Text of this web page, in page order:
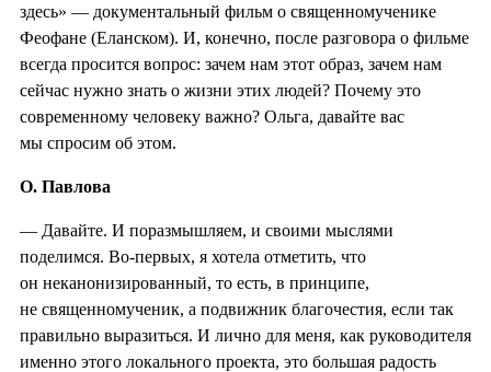
здесь» — документальный фильм о священномученике
Феофане (Еланском). И, конечно, после разговора о фильме
всегда просится вопрос: зачем нам этот образ, зачем нам
сейчас нужно знать о жизни этих людей? Почему это
современному человеку важно? Ольга, давайте вас
мы спросим об этом.
О. Павлова
— Давайте. И поразмышляем, и своими мыслями
поделимся. Во-первых, я хотела отметить, что
он неканонизированный, то есть, в принципе,
не священномученик, а подвижник благочестия, если так
правильно выразиться. И лично для меня, как руководителя
именно этого локального проекта, это большая радость